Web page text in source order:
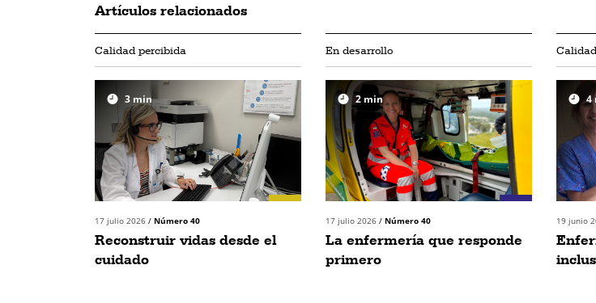
Artículos relacionados
Calidad percibida
3 min
17 julio 2026 / Número 40
Reconstruir vidas desde el
cuidado
En desarrollo
2 min
17 julio 2026 / Número 40
La enfermería que responde
primero
4
19 junio